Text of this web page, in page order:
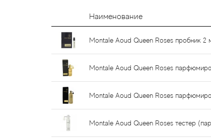
Наименование
Montale Aoud Queen Roses пробник 2
Montale Aoud Queen Roses
Montale Aoud Queen Roses
Montale Aoud Queen Roses тестер